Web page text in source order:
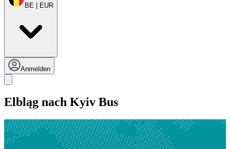
BE | EUR
Anmelden
Elbląg nach Kyiv Bus